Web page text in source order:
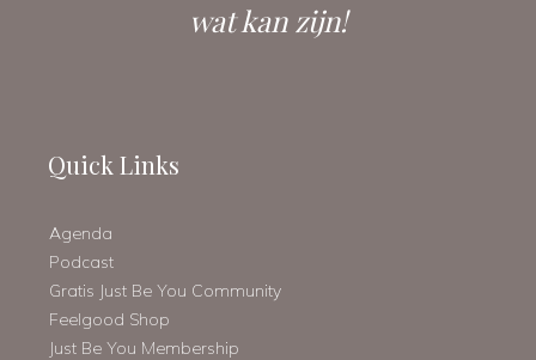
wat kan zijn!
Quick Links
Agenda
Podcast
Gratis Just Be You Community
Feelgood Shop
Just Be You Membership